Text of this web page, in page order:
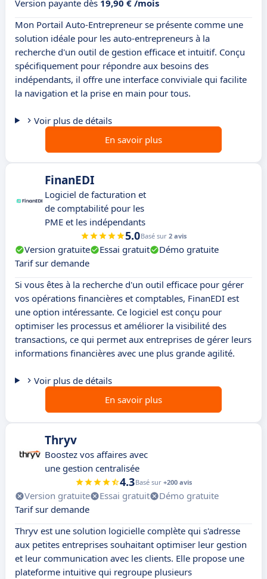
Version payante dès 19,90 € /mois
Mon Portail Auto-Entrepreneur se présente comme une
solution idéale pour les auto-entrepreneurs à la
recherche d'un outil de gestion efficace et intuitif. Conçu
spécifiquement pour répondre aux besoins des
indépendants, il offre une interface conviviale qui facilite
la navigation et la prise en main pour tous.
Voir plus de détails
En savoir plus
FinanEDI
Logiciel de facturation et
de comptabilité pour les
PME et les indépendants
5.0Basé sur 2 avis
Version gratuite Essai gratuit
Démo gratuite
Tarif sur demande
Si vous êtes à la recherche d'un outil efficace pour gérer
vos opérations financières et comptables, FinanEDI est
une option intéressante. Ce logiciel est conçu pour
optimiser les processus et améliorer la visibilité des
transactions, ce qui permet aux entreprises de gérer leurs
informations financières avec une plus grande agilité.
Voir plus de détails
En savoir plus
Thryv
Boostez vos affaires avec
une gestion centralisée
4.3Basé sur +200 avis
Version gratuite Essai gratuit
Démo gratuite
Tarif sur demande
Thryv est une solution logicielle complète qui s'adresse
aux petites entreprises souhaitant optimiser leur gestion
et leur communication avec les clients. Elle propose une
plateforme intuitive qui regroupe plusieurs